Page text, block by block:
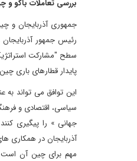
بررسی تعاملات باکو و
رئیس جمهور
سطح "مشارکت
پایدار قطارهای باری
این توافق می تواند
سیاسی، اقتصادی و
جهانی » را پیگیری
آذربایجان در همکاری
مهم برای چین آن است